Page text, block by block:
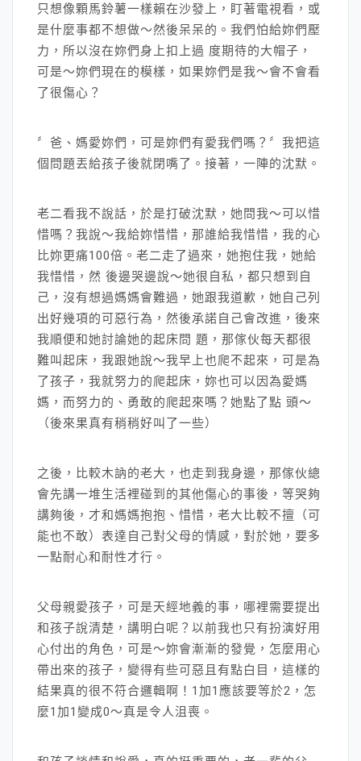
只想像顆馬鈴薯一樣賴在沙發上，盯著電視看，或
是什麼事都不想做～然後呆呆的。我們怕給妳們壓
力，所以沒在妳們身上扣上過 度期待的大帽子，
可是～妳們現在的模樣，如果妳們是我～會不會看
了很傷心？
〞爸、媽愛妳們，可是妳們有愛我們嗎？〞我把這
個問題丟給孩子後就閉嘴了。接著，一陣的沈默。
老二看我不說話，於是打破沈默，她問我～可以惜
惜嗎？我說～我給妳惜惜，那誰給我惜惜，我的心
比妳更痛100倍。老二走了過來，她抱住我，她給
我惜惜，然 後邊哭邊說～她很自私，都只想到自
己，沒有想過媽媽會難過，她跟我道歉，她自己列
出好幾項的可惡行為，然後承諾自己會改進，後來
我順便和她討論她的起床問 題，那傢伙每天都很
難叫起床，我跟她說～我早上也爬不起來，可是為
了孩子，我就努力的爬起床，妳也可以因為愛媽
媽，而努力的、勇敢的爬起來嗎？她點了點 頭～
（後來果真有稍稍好叫了一些）
之後，比較木訥的老大，也走到我身邊，那傢伙總
會先講一堆生活裡碰到的其他傷心的事後，等哭夠
講夠後，才和媽媽抱抱、惜惜，老大比較不擅（可
能也不敢）表達自己對父母的情感，對於她，要多
一點耐心和耐性才行。
父母親愛孩子，可是天經地義的事，哪裡需要提出
和孩子說清楚，講明白呢？以前我也只有扮演好用
心付出的角色，可是～妳會漸漸的發覺，怎麼用心
帶出來的孩子，變得有些可惡且有點白目，這樣的
結果真的很不符合邏輯啊！1加1應該要等於2，怎
麼1加1變成0～真是令人沮喪。